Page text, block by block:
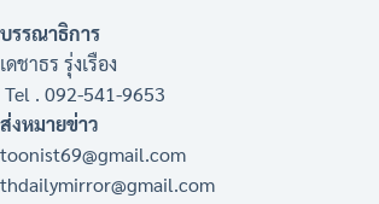
บรรณาธิการ
เดชาธร รุ่งเรือง
Tel . 092-541-9653
ส่งหมายข่าว
toonist69@gmail.com
thdailymirror@gmail.com